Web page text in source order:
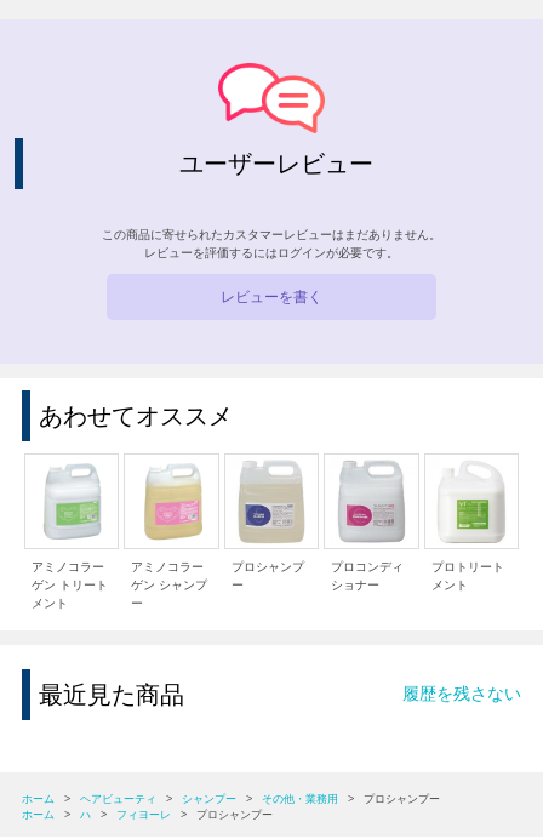
ユーザーレビュー
この商品に寄せられたカスタマーレビューはまだありません。
レビューを評価するには ログインが必要です。
レビューを書く
あわせてオススメ
アミノコラー
ゲン トリート
メント
アミノコラー
ゲン シャンプ
ー
プロシャンプ
ー
プロコンディ
ショナー
プロトリート
メント
最近見た商品 履歴を残さない
ホーム > ヘアビューティ > シャンプー > その他・業務用 >
プロシャンプー
ホーム
> ハ > フィヨーレ > プロシャンプー